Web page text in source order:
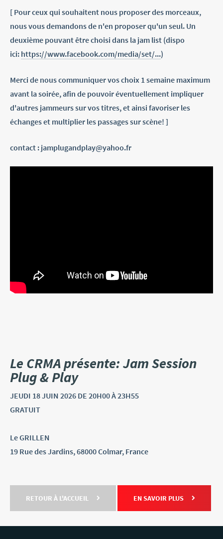
[ Pour ceux qui souhaitent nous proposer des morceaux,
nous vous demandons de n'en proposer qu'un seul. Un
deuxième pouvant être choisi dans la jam list (dispo
ici: https://www.facebook.com/media/set/...)
Merci de nous communiquer vos choix 1 semaine maximum
avant la soirée, afin de pouvoir éventuellement impliquer
d'autres jammeurs sur vos titres, et ainsi favoriser les
échanges et multiplier les passages sur scène! ]
contact : jamplugandplay@yahoo.fr
Le CRMA présente: Jam Session
Plug & Play
JEUDI 18 JUIN 2026 DE 20H00 À 23H55
GRATUIT
Le GRILLEN
19 Rue des Jardins, 68000 Colmar, France
RETOUR À L'ACCUEIL EN SAVOIR PLUS